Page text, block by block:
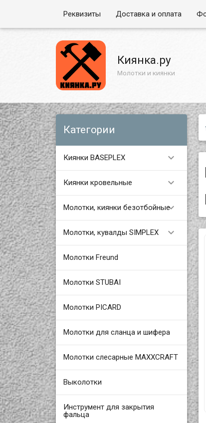
Реквизиты Доставка и оплата
Киянка.ру
Молотки и киянки
Категории
Киянки BASEPLEX 
Киянки кровельные 
Молотки, киянки безотбойные
Молотки, кувалды SIMPLEX 
Молотки Freund
Молотки STUBAI
Молотки PICARD
Молотки для сланца и шифера
Молотки слесарные MAXXCRAFT
Выколотки
Инструмент для закрытия
фальца